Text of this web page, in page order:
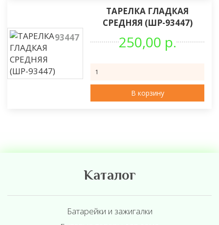
93447
ТАРЕЛКА ГЛАДКАЯ
СРЕДНЯЯ (ШР-93447)
250,00 р.
В корзину
Каталог
Батарейки и зажигалки